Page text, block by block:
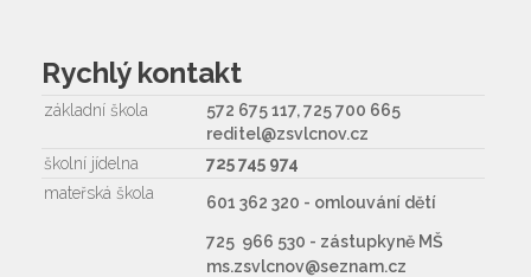
Rychlý kontakt
základní škola
572 675 117, 725 700 665
reditel@zsvlcnov.cz
školní jídelna
725 745 974
mateřská škola
601 362 320 - omlouvání dětí
725 966 530 - zástupkyně MŠ
ms.zsvlcnov@seznam.cz